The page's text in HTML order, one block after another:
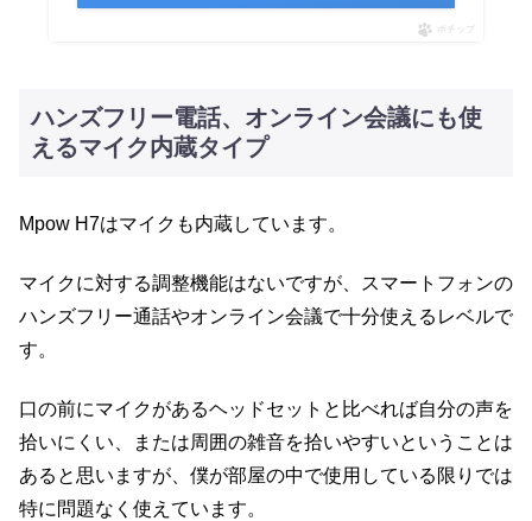
ポチップ
ハンズフリー電話、オンライン会議にも使
えるマイク内蔵タイプ
Mpow H7はマイクも内蔵しています。
マイクに対する調整機能はないですが、スマートフォンの
ハンズフリー通話やオンライン会議で十分使えるレベルで
す。
口の前にマイクがあるヘッドセットと比べれば自分の声を
拾いにくい、または周囲の雑音を拾いやすいということは
あると思いますが、僕が部屋の中で使用している限りでは
特に問題なく使えています。